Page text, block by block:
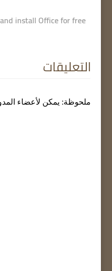
التعليقات
ملحوظة: يمكن لأعضاء